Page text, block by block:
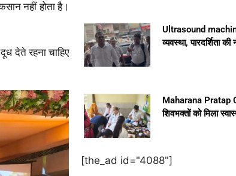
नहीं होता है।
देते रहना चाहिए
Ultrasound
व्यवस्था, पारदर्शिता
Maharana Pratap
शिवभक्तों को मिला
[the_ad id="4088"]